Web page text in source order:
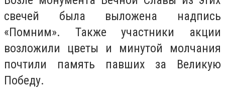
свечей была выложена надпись
«Помним». Также участники акции
возложили цветы и минутой молчания
почтили память павших за Великую
Победу.